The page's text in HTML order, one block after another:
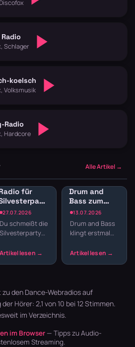
Schlager
koelsch
Volksmusik
Radio
Hardcore
Alle Artikel →
27.07.2026
für
Die besten
Sender für
den
Jahreswechsel
Du schmeißt die
Silvesterparty
den ganzen
läuft dur…
13.07.2026
Drum and
Bass zum
Lernen:
Konzentration
durch
schnelle
Drum and Bass
klingt erstmal
nicht nach
Breaks oh…
den Dance-Webradios auf
Hörer: 2,1 von 10 bei 12 Stimmen.
im Verzeichnis.
im Browser — Tipps zu Audio-
Streaming.